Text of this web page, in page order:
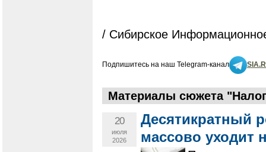
/ Сибирское
Подпишитесь на наш Telegram-канал
Материалы сюжета
20
июля
2026
Десятикратный
массово уходит